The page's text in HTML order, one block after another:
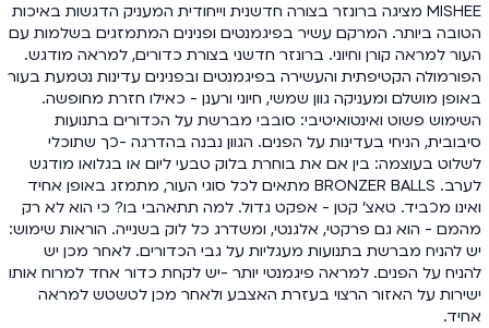
MISHEE מציגה ברונזר בצורה חדשנית וייחודית המעניק הדגשות באיכות
הטובה ביותר. המרקם עשיר בפיגמנטים ופנינים המתמזגים בשלמות עם
העור למראה קורן וחיוני. ברונזר חדשני בצורת כדורים, למראה מודגש.
הפורמולה הקטיפתית והעשירה בפיגמנטים ובפנינים עדינות נטמעת בעור
באופן מושלם ומעניקה גוון שמשי, חיוני ורענן - כאילו חזרת מחופשה.
השימוש פשוט ואינטואיטיבי: סובבי מברשת על הכדורים בתנועות
סיבובית, הניחי בעדינות על הפנים. הגוון נבנה בהדרגה -כך שתוכלי
לשלוט בעוצמה: בין אם את בוחרת בלוק טבעי ליום או בגלואו מודגש
לערב. BRONZER BALLS מתאים לכל סוגי העור, מתמזג באופן אחיד
ואינו מכביד. טאצ' קטן - אפקט גדול. למה תתאהבי בו? כי הוא לא רק
מהמם - הוא גם פרקטי, אלגנטי, ומשדרג כל לוק בשנייה. הוראות שימוש:
יש להניח מברשת בתנועות מעגליות על גבי הכדורים. לאחר מכן יש
להניח על הפנים. למראה פיגמנטי יותר -יש לקחת כדור אחד למרוח אותו
ישירות על האזור הרצוי בעזרת האצבע ולאחר מכן לטשטש למראה
אחיד.